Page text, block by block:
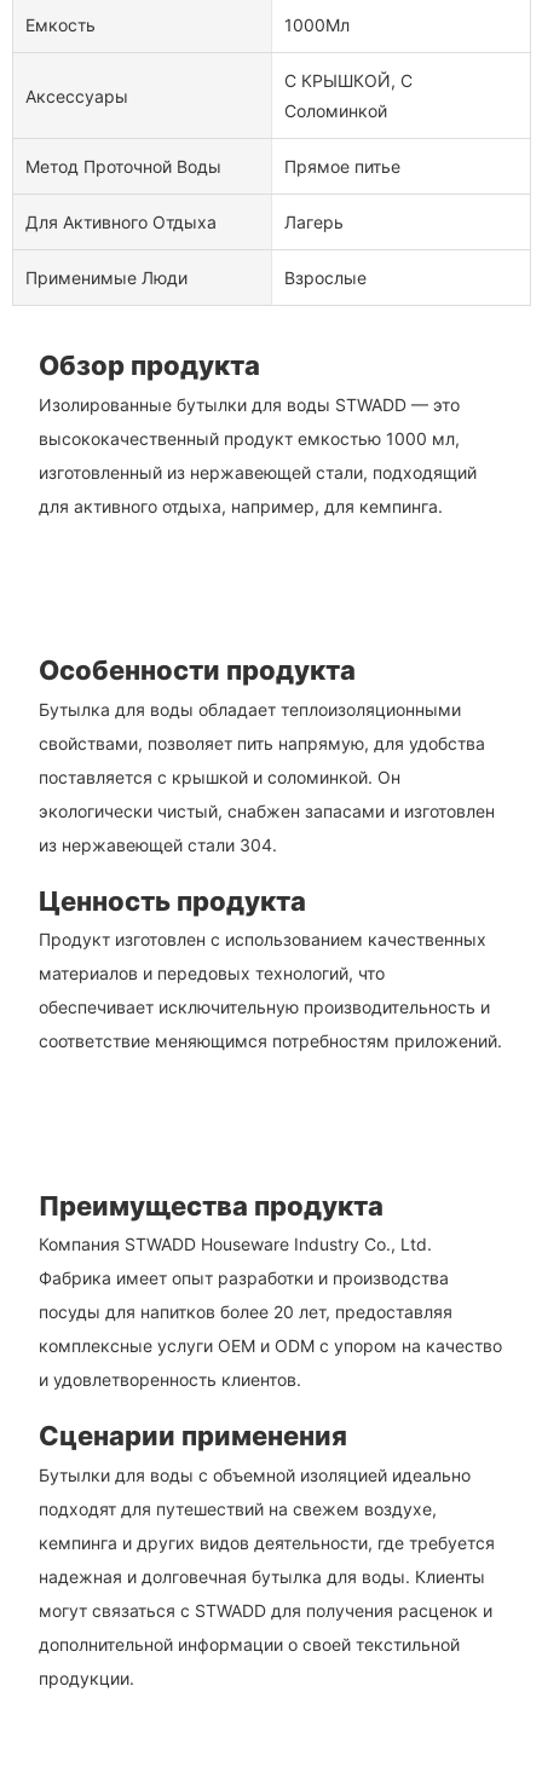
Емкость 1000Мл
Аксессуары
С КРЫШКОЙ, С
Соломинкой
Метод Проточной Воды Прямое питье
Для Активного Отдыха Лагерь
Применимые Люди Взрослые
Обзор продукта
Изолированные бутылки для воды STWADD — это
высококачественный продукт емкостью 1000 мл,
изготовленный из нержавеющей стали, подходящий
для активного отдыха, например, для кемпинга.
Особенности продукта
Бутылка для воды обладает теплоизоляционными
свойствами, позволяет пить напрямую, для удобства
поставляется с крышкой и соломинкой. Он
экологически чистый, снабжен запасами и изготовлен
из нержавеющей стали 304.
Ценность продукта
Продукт изготовлен с использованием качественных
материалов и передовых технологий, что
обеспечивает исключительную производительность и
соответствие меняющимся потребностям приложений.
Преимущества продукта
Компания STWADD Houseware Industry Co., Ltd.
Фабрика имеет опыт разработки и производства
посуды для напитков более 20 лет, предоставляя
комплексные услуги OEM и ODM с упором на качество
и удовлетворенность клиентов.
Сценарии применения
Бутылки для воды с объемной изоляцией идеально
подходят для путешествий на свежем воздухе,
кемпинга и других видов деятельности, где требуется
надежная и долговечная бутылка для воды. Клиенты
могут связаться с STWADD для получения расценок и
дополнительной информации о своей текстильной
продукции.